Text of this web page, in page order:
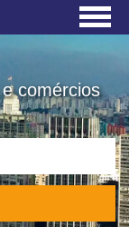
comércios